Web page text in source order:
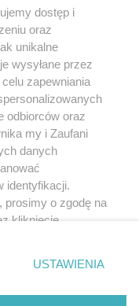
w jakikolwiek sposób
na jakimkolwiek polu
z umieszczaniem w
Jakiekolwiek użycie
z naruszeniem
pod groźbą kary i
dostęp i
oraz
unikalne
wysyłane przez
zapewniania
odbiorców oraz
my i Zaufani
danych
identyfikacji.
prosimy o zgodę na
kliknięcie
prywatności
zgody
USTAWIENIA